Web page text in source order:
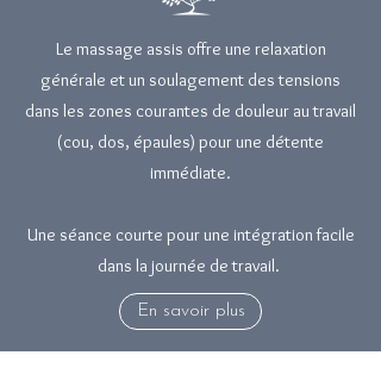
Le massage assis offre une relaxation
générale et un soulagement des tensions
dans les zones courantes de douleur au travail
(cou, dos, épaules) pour une détente
immédiate.
​Une séance courte pour une intégration facile
dans la journée de travail.
En savoir plus